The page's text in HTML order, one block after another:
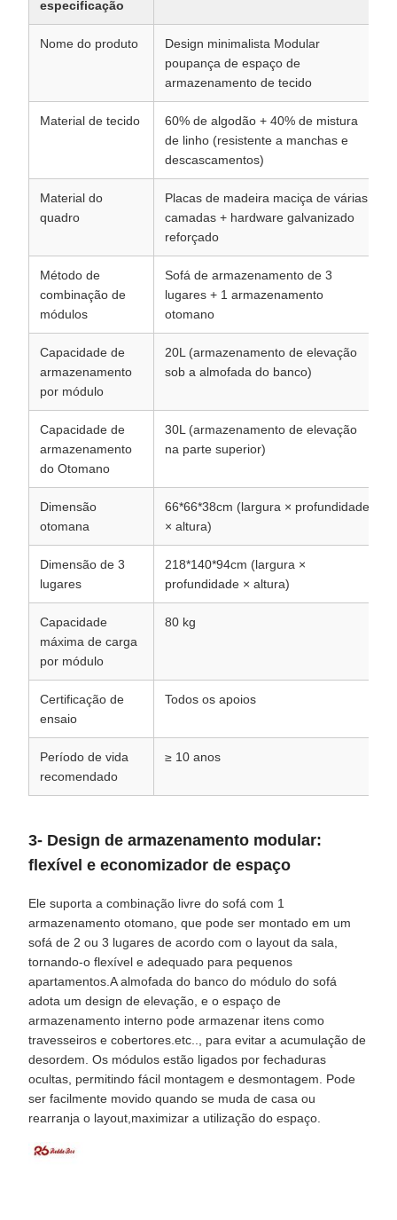
especificação
Nome do produto
Design minimalista Modular
poupança de espaço de
armazenamento de tecido
Material de tecido
60% de algodão + 40% de mistura
de linho (resistente a manchas e
descascamentos)
Material do
quadro
Placas de madeira maciça de várias
camadas + hardware galvanizado
reforçado
Método de
combinação de
módulos
Sofá de armazenamento de 3
lugares + 1 armazenamento
otomano
Capacidade de
armazenamento
por módulo
20L (armazenamento de elevação
sob a almofada do banco)
Capacidade de
armazenamento
do Otomano
30L (armazenamento de elevação
na parte superior)
Dimensão
otomana
66*66*38cm (largura × profundidade
× altura)
Dimensão de 3
lugares
218*140*94cm (largura ×
profundidade × altura)
Capacidade
máxima de carga
por módulo
80 kg
Certificação de
ensaio
Todos os apoios
Período de vida
recomendado
≥ 10 anos
3- Design de armazenamento modular:
flexível e economizador de espaço
Ele suporta a combinação livre do sofá com 1
armazenamento otomano, que pode ser montado em um
sofá de 2 ou 3 lugares de acordo com o layout da sala,
tornando-o flexível e adequado para pequenos
apartamentos.A almofada do banco do módulo do sofá
adota um design de elevação, e o espaço de
armazenamento interno pode armazenar itens como
travesseiros e cobertores.etc.., para evitar a acumulação de
desordem. Os módulos estão ligados por fechaduras
ocultas, permitindo fácil montagem e desmontagem. Pode
ser facilmente movido quando se muda de casa ou
rearranja o layout,maximizar a utilização do espaço.